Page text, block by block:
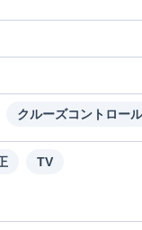
クルーズコントロール
TV